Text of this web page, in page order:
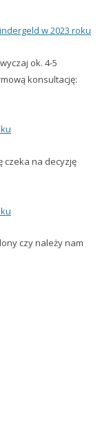
w 2023 roku
ok. 4-5
konsultację:
czeka na decyzję
czy należy nam